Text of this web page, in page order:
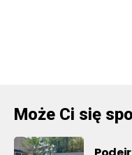
Może Ci się